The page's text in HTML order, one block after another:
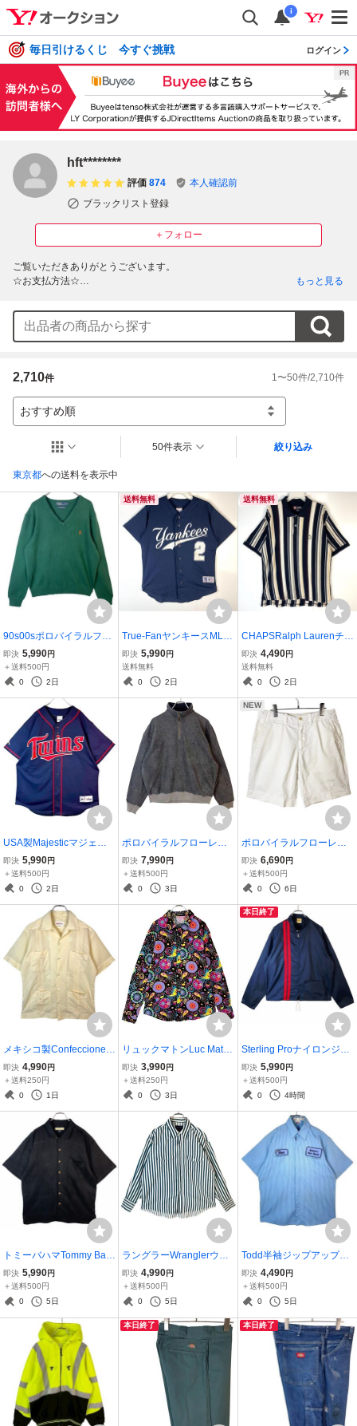
i
毎日引けるくじ 今すぐ挑戦 ログイン
hft********
＋フォロー
評価 874
本人確認前
ブラックリスト登録
ご覧いただきありがとうございます。
☆お支払方法☆
・佐川急便代引き(手数料４６０円)
・かんたん決済
※郵便振込みはお取り扱いしておりません。
・佐川急便(送料一律５８０円)
・佐川急便代引(５８０円+４６０円)
※定形外はお取り扱いしておりません。
沖縄、離島は送料１２８０円になります。
又、別途中継料が掛る場合が御座います。
*出品商品はすべて本物です。
*詳細はPCよりメール致しますので、ドメイン解除をお願い致します。
*日曜日の発送はしておりません。
もっと見る
2,710件 1 〜50件/2,710件
おすすめ順
東京都への送料を表示中
50件表示 絞り込み
90s00sポロバイラルフロ
ーレンPolo by ralph laure
nラムウールニットVネッ
クセーターLAMBS WOOL
ント緑グリーン50304
即決 5,990円
＋送料500円
0
2日
送料無料
True-FanヤンキースMLB
ベースボールシャツゲー
ムシャツナンバリング
即決 5,990円
送料無料
0
2日
送料無料
CHAPSRalph Laurenチャ
ップスラルフローレン半
袖ポロシャツロゴ刺繍
即決 4,490円
送料無料
0
2日
USA製Majesticマジェス
ティックMLBミネソタ・
ツインズTwinsゲームシャ
ツベースボールシャツユ
グチーム50529
即決 5,990円
＋送料500円
0
2日
ポロバイラルフローレンP
olo by Ralph Laurenハー
フジップフリースジャケ
ットボアプルオーバーポ
ト灰色50305
即決 7,990円
＋送料500円
0
3日
NEW
ポロバイラルフローレンP
olo by ralph laurenハーフ
パンツショートパンツチ
ノパンショーツ白ホワイ
イント40816
即決 6,690円
＋送料500円
0
6日
メキシコ製Confecciones I
zamalキューバシャツ半袖
シャツグアジャベーラ刺
繍プリーツベージュ4つフ
RA SHIRTS50304
即決 4,990円
＋送料250円
0
1日
リュックマトンLuc Matto
n長袖デザインシャツ総柄
シャツペイズリー幾何学
模様サイケデリック柄ア
黒ブラック50530
即決 3,990円
＋送料250円
0
3日
本日終了
Sterling Proナイロンジャ
ケットレーシングジャケ
ットドッグイヤーカラー
紺ネイビー赤レッドvintag
即決 5,990円
＋送料500円
0
4時間
トミーバハマTommy Bah
amaアロハシャツハワイ
アンシャツシルク開襟オ
ープンカラーバックデザ
ツリー黒ブラック50108
即決 5,990円
＋送料500円
0
5日
ラングラーWranglerウエ
スタンシャツ長袖シャツ
ストライプ青緑ブルーグ
リーン白ホワイトスナッ
ヴィンテージ41118
即決 4,990円
＋送料500円
0
5日
Todd半袖ジップアップワ
ークシャツリアルワーク
ウェアストライプ企業系
ロゴワッペン水色ライト
オーバーサイズ50329
即決 4,490円
＋送料500円
0
5日
本日終了 本日終了